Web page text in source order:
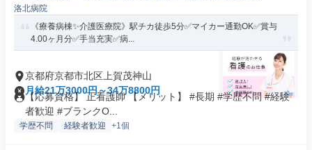
洛北病院
《療養病棟✨介護医療院》駅チカ徒歩5分✅マイカー通勤OK✅賞与
4.00ヶ月分✅手当充実✅病...
京都府京都市北区上賀茂神山
月給21万3000円～34万8800円
【応募資格】 正看護師 【メリット】 #長期 #学歴不問 #経験
者歓迎 #ブランクO...
学歴不問 経験者歓迎 +1個